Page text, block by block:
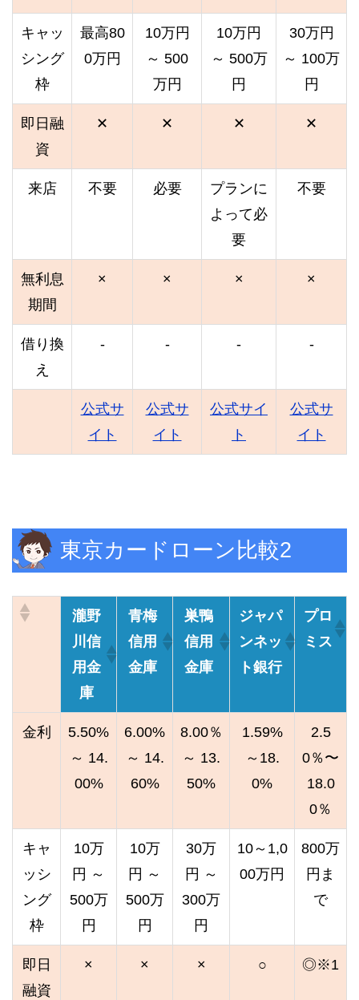
キャッ
シング
枠
最高80
0万円
10万円
～ 500
万円
10万円
～ 500万
円
30万円
～ 100万
円
即日融
資
✕ ✕ ✕ ✕
来店 不要 必要
プランに
よって必
要
不要
無利息
期間
× × × ×
借り換
え
- - - -
公式サ
イト
公式サ
イト
公式サイ
ト
公式サ
イト
東京カードローン比較2
瀧野
川信
用金
庫
青梅
信用
金庫
巣鴨
信用
金庫
ジャパ
ンネッ
ト銀行
プロ
ミス
金利
5.50%
～ 14.
00%
6.00%
～ 14.
60%
8.00％
～ 13.
50%
1.59%
～18.
0%
2.5
0％〜
18.0
0％
キャ
ッシ
ング
枠
10万
円 ～
500万
円
10万
円 ～
500万
円
30万
円 ～
300万
円
10～1,0
00万円
800万
円ま
で
即日
融資
× × × ○ ◎※1